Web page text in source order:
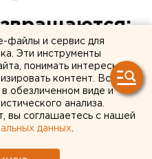
в Омске
медицину на
файлы и сервис для
Эти инструменты
понимать интересы
контент. Вся
обезличенном виде и
анализа.
вы соглашаетесь с нашей
данных